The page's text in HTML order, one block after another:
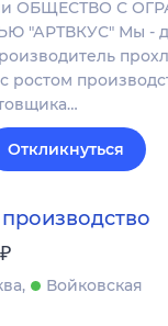
ОБЩЕСТВО С
"АРТВКУС" Мы -
ростом
Откликнуться
₽
Войковская